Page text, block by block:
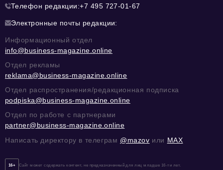
Телефон редакции:+7 495 727-01-67
Электронные почты редакции:
Информационный отдел
info@business-magazine.online
Отдел рекламы
reklama@business-magazine.online
Отдел распространения/редакционная подписка
podpiska@business-magazine.online
Отдел по работе с партнерами
partner@business-magazine.online
Написать директору в телеграм @mazov или MAX
16+ Сайт может содержать контент, не предназначенный для лиц младше 16-ти лет.